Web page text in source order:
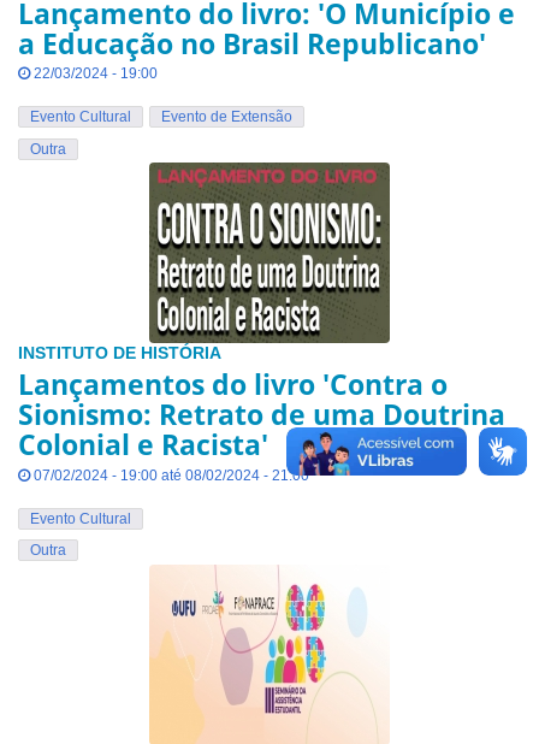
Lançamento do livro: 'O Município e
a Educação no Brasil Republicano'
22/03/2024 - 19:00
Evento Cultural
Evento de Extensão
Outra
INSTITUTO DE HISTÓRIA
Lançamentos do livro 'Contra o
Sionismo: Retrato de uma Doutrina
Colonial e Racista'
07/02/2024 - 19:00 até 08/02/2024 - 21:00
Evento Cultural
Outra